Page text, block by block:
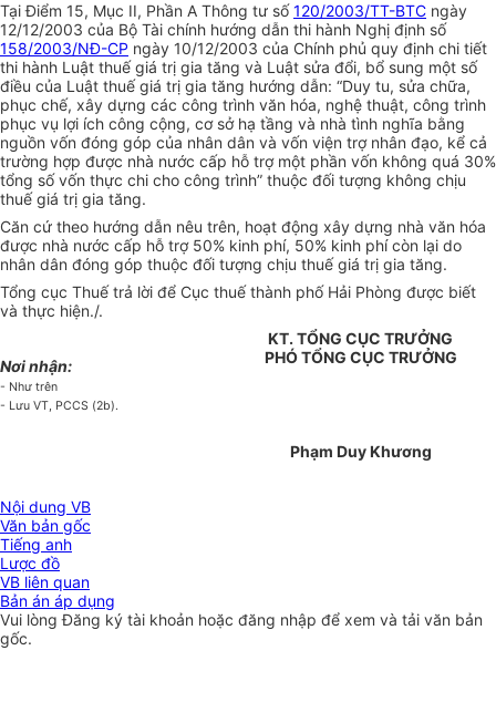
Tại Điểm 15, Mục II, Phần A Thông tư số120/2003/TT-BTC ngày
12/12/2003 của Bộ Tài chính hướng dẫn thi hành Nghị định số
158/2003/NĐ-CP ngày 10/12/2003 của Chính phủ quy định chi tiết
thi hành Luật thuế giá trị gia tăng và Luật sửa đổi, bổ sung một số
điều của Luật thuế giá trị gia tăng hướng dẫn: “Duy tu, sửa chữa,
phục chế, xây dựng các công trình văn hóa, nghệ thuật, công trình
phục vụ lợi ích công cộng, cơ sở hạ tầng và nhà tình nghĩa bằng
nguồn vốn đóng góp của nhân dân và vốn viện trợ nhân đạo, kể cả
trường hợp được nhà nước cấp hỗ trợ một phần vốn không quá 30%
tổng số vốn thực chi cho công trình” thuộc đối tượng không chịu
thuế giá trị gia tăng.
Căn cứ theo hướng dẫn nêu trên, hoạt động xây dựng nhà văn hóa
được nhà nước cấp hỗ trợ 50% kinh phí, 50% kinh phí còn lại do
nhân dân đóng góp thuộc đối tượng chịu thuế giá trị gia tăng.
Tổng cục Thuế trả lời để Cục thuế thành phố Hải Phòng được biết
và thực hiện./.
Nơi nhận:
- Như trên
- Lưu VT, PCCS (2b).
KT. TỔNG CỤC TRƯỞNG
PHÓ TỔNG CỤC TRƯỞNG
Phạm Duy Khương
Nội dung VB
Văn bản gốc
Tiếng anh
Lược đồ
VB liên quan
Bản án áp dụng
Vui lòngĐăng ký tài khoản hoặc đăng nhập để xem và tải văn bản
gốc.